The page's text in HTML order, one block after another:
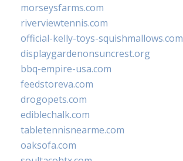
morseysfarms.com
riverviewtennis.com
official-kelly-toys-squishmallows.com
displaygardenonsuncrest.org
bbq-empire-usa.com
feedstoreva.com
drogopets.com
ediblechalk.com
tabletennisnearme.com
oaksofa.com